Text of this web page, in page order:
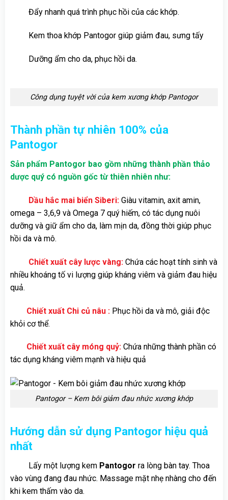
Đẩy nhanh quá trình phục hồi của các khớp.
Kem thoa khớp Pantogor giúp giảm đau, sưng tấy
Dưỡng ẩm cho da, phục hồi da.
Công dụng tuyệt vời của kem xương khớp Pantogor
Thành phần tự nhiên 100% của
Pantogor
Sản phẩm Pantogor bao gồm những thành phần thảo
dược quý có nguồn gốc từ thiên nhiên như:
Dầu hắc mai biển Siberi:Giàu vitamin, axit amin,
omega – 3,6,9 và Omega 7 quý hiếm, có tác dụng nuôi
dưỡng và giữ ẩm cho da, làm mịn da, đồng thời giúp phục
hồi da và mô.
Chiết xuất cây lược vàng: Chứa các hoạt tính sinh và
nhiều khoáng tố vi lượng giúp kháng viêm và giảm đau hiệu
quả.
Chiết xuất Chi củ nâu : Phục hồi da và mô, giải độc
khỏi cơ thể.
Chiết xuất cây móng quỷ:Chứa những thành phần có
tác dụng kháng viêm mạnh và hiệu quả
Pantogor – Kem bôi giảm đau nhức xương khớp
Hướng dẫn sử dụng Pantogor hiệu quả
nhất
Lấy một lượng kem Pantogor ra lòng bàn tay. Thoa
vào vùng đang đau nhức. Massage mặt nhẹ nhàng cho đến
khi kem thấm vào da.